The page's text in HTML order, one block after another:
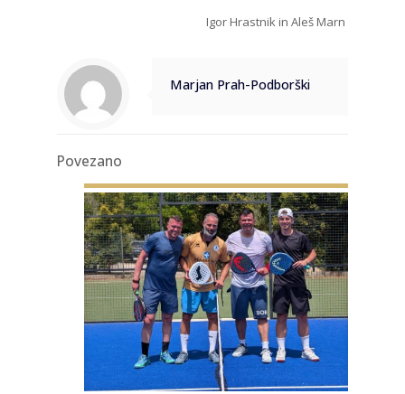
Igor Hrastnik in Aleš Marn
Marjan Prah-Podborški
Povezano